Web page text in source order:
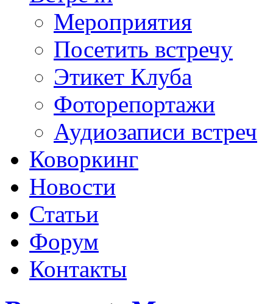
Мероприятия
Посетить встречу
Этикет Клуба
Фоторепортажи
Аудиозаписи встреч
Коворкинг
Новости
Статьи
Форум
Контакты